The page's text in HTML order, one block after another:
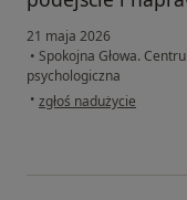
21 maja 2026
• Spokojna Głowa.
psychologiczna
• w opinii użytkownika Ewa
zgłoś nadużycie